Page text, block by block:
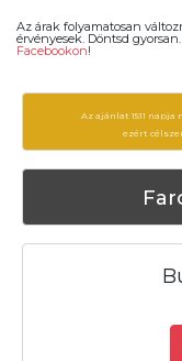
Az árak folyamatosan
érvényesek. Döntsd
Facebookon!
Az ajánlat 1511
ezért